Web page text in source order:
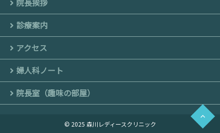
診療案内
アクセス
婦人科ノート
院長室（趣味の部屋）
© 2025 森川レディースクリニック